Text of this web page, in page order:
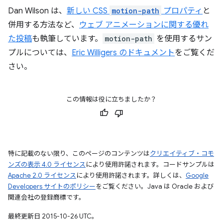
Dan Wilson は、 新しい CSS motion-path プロパティ と
併用する方法など、 ウェブ アニメーションに関する優れ
た投稿も執筆しています。 motion-path を使用するサン
プルについては、 Eric Willigers のドキュメントをご覧くだ
さい。
この情報は役に立ちましたか？
特に記載のない限り、このページのコンテンツはクリエイティブ・コモ
ンズの表示 4.0 ライセンスにより使用許諾されます。コードサンプルは
Apache 2.0 ライセンスにより使用許諾されます。詳しくは、 Google
Developers サイトのポリシーをご覧ください。Java は Oracle および
関連会社の登録商標です。
最終更新日 2015-10-26 UTC。